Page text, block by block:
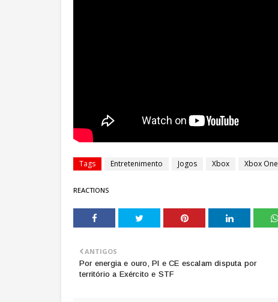
Tags Entretenimento Jogos Xbox Xbox One
REACTIONS
ANTIGOS
Por energia e ouro, PI e CE escalam disputa por
território a Exército e STF